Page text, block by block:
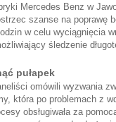
Mercedes Benz w
szanse na poprawę
w celu wyciągnięcia
śledzenie
pułapek
omówili wyzwania
która po problemach z
obsługiwała za